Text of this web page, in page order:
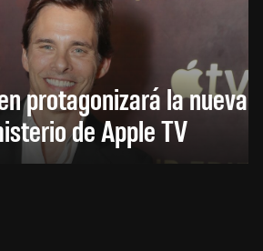
protagonizará la nueva
de Apple TV